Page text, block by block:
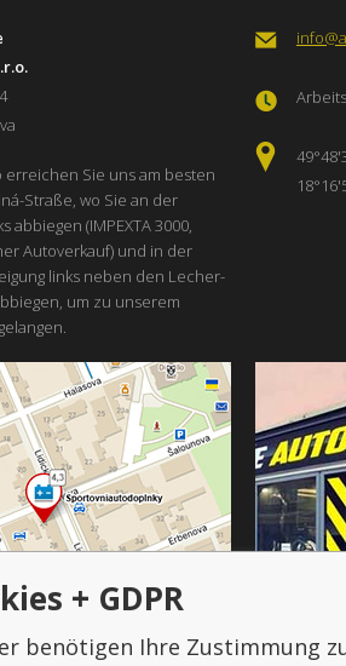
erreichen Sie uns am besten
Straße, wo Sie an der
abbiegen (IMPEXTA 3000,
Autoverkauf) und in der
links neben den Lecher-
um zu unserem
+ GDPR
benötigen Ihre Zustimmung